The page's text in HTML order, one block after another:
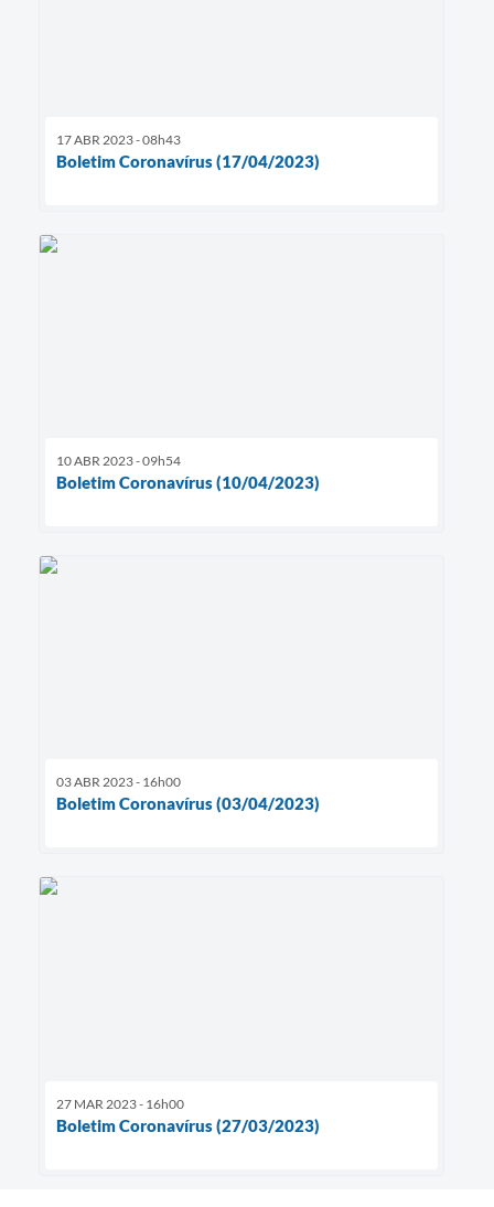
17 ABR 2023 - 08h43
Boletim Coronavírus (17/04/2023)
10 ABR 2023 - 09h54
Boletim Coronavírus (10/04/2023)
03 ABR 2023 - 16h00
Boletim Coronavírus (03/04/2023)
27 MAR 2023 - 16h00
Boletim Coronavírus (27/03/2023)